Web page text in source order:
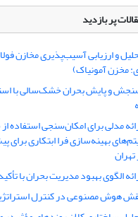
پر بازدید
و ارزیابی آسیب‌پذیری مخازن
مخزن آمونیاک)
و پایش بحران خشک‌سالی با
مدلی برای امکان‌سنجی
بهینه‌سازی فرا ابتکاری
تهران
الگوی بهبود مدیریت بحران با
هوش مصنوعی در کنترل